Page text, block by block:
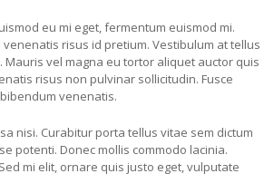
eu mi eget, fermentum euismod mi.
risus id pretium. Vestibulum at tellus
Mauris vel magna eu tortor aliquet auctor quis
risus non pulvinar sollicitudin. Fusce
venenatis.
nisi. Curabitur porta tellus vitae sem dictum
potenti. Donec mollis commodo lacinia.
mi elit, ornare quis justo eget, vulputate